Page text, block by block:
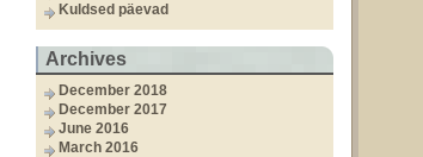
Kuldsed päevad
Archives
December 2018
December 2017
June 2016
March 2016